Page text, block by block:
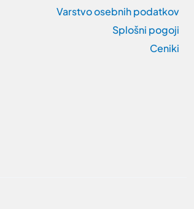
Varstvo osebnih podatkov
Splošni pogoji
Ceniki